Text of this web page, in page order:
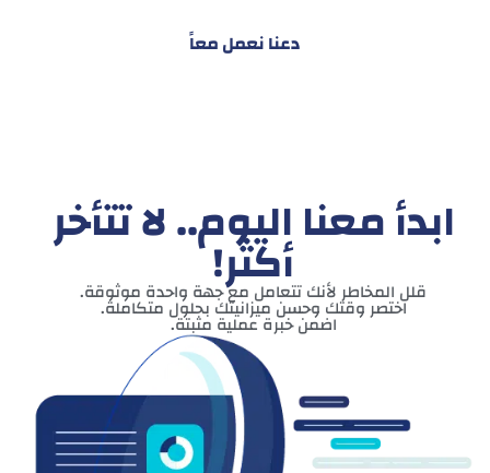
دعنا نعمل معاً
ابدأ معنا اليوم.. لا تتأخر
أكثر!
قلل المخاطر لأنك تتعامل مع جهة واحدة موثوقة.
اختصر وقتك وحسن ميزانيتك بحلول متكاملة.
اضمن خبرة عملية مثبتة.